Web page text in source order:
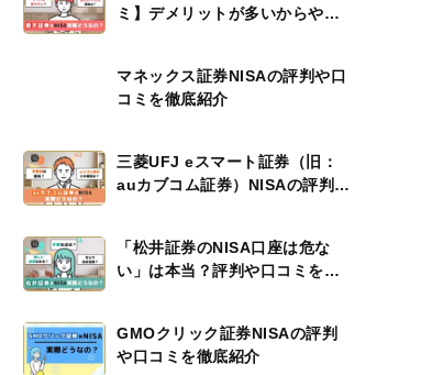
ミ】デメリットが多いからやめ
マネックス証券NISAの評判や口
コミを徹底紹介
三菱UFJ eスマート証券（旧：
auカブコム証券）NISAの評判や
「松井証券のNISA口座は危な
い」は本当？評判や口コミをも
GMOクリック証券NISAの評判
や口コミを徹底紹介